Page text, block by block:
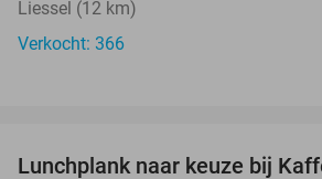
Liessel (12 km)
Verkocht: 366
Lunchplank naar keuze bij